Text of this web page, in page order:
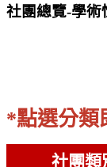
社團總覽-學術
*點選分類
社團類